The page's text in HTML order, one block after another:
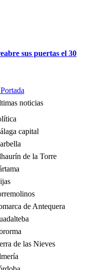
sus puertas el 30
noticias
capital
de la Torre
de Antequera
de las Nieves